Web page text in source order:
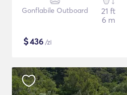
Gonflabile Outboard
21 ft
6 m
$436 /zi